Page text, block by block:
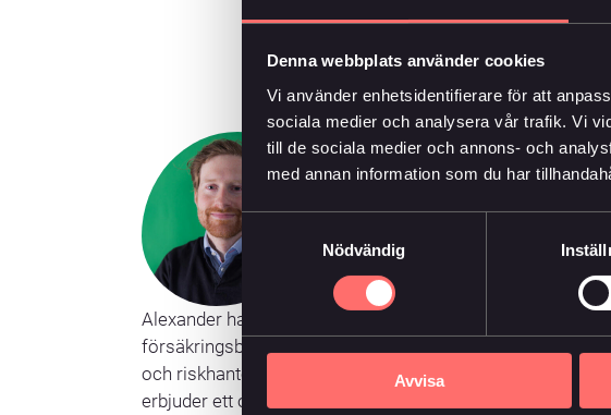
Denna webbplats använder cookies
Vi använder enhetsidentifierare för att
sociala medier och analysera vår trafik. Vi
till de sociala medier och annons- och
med annan information som du har
Samtyckesval
Nödvändig
Avvisa
Alexander
08-10 60 00
Alexander har erfarenhet från ett flertal
försäkringsbolag, framför allt med ekonomi
och riskhantering. ”Försäkringsbranschen
erbjuder ett omväxlande arbete med mer